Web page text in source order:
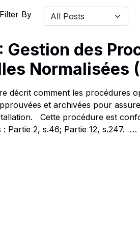
Filter By
Gestion des
Normalisées
décrit comment les procédures
et archivées pour
Cette procédure est
: Partie 2, s.46; Partie 12, s.247. …